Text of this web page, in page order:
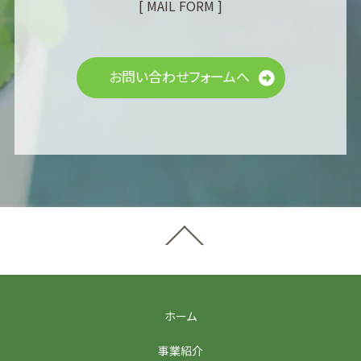
[ MAIL FORM ]
お問い合わせフォームへ
ホーム
事業紹介